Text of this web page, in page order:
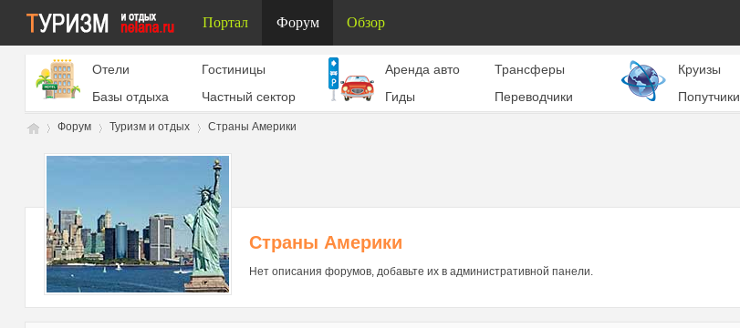
Портал Форум Обзор
Отели
Гостиницы
Базы отдыха
Частный сектор
Aренда авто
Трансферы
Гиды
Переводчики
Круизы
Попутчики
Ту »
Форум Туризм и отдых
›
Страны Америки
Страны Америки
Нет описания форумов, добавьте их в административной панели.